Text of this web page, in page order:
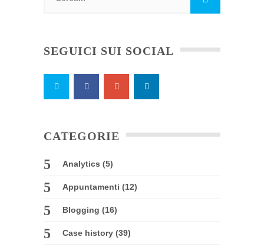
SEGUICI SUI SOCIAL
CATEGORIE
Analytics (5)
Appuntamenti (12)
Blogging (16)
Case history (39)